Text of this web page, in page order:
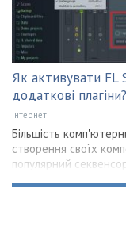
Як активувати FL
додаткові плагіни?
Інтернет
Більшість
створення своїх
популярний